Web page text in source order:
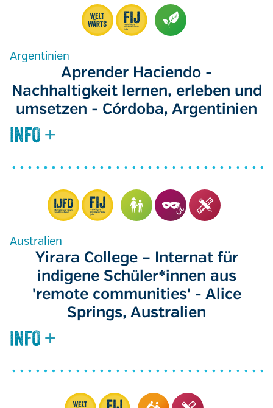
Argentinien
Aprender Haciendo -
Nachhaltigkeit lernen, erleben und
umsetzen - Córdoba, Argentinien
Australien
Yirara College – Internat für
indigene Schüler*innen aus
'remote communities' - Alice
Springs, Australien